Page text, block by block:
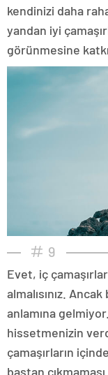
kendinizi daha
yandan iyi
görünmesine
9
Evet, iç
almalısınız.
anlamına
hissetmenizin
çamaşırların
baştan